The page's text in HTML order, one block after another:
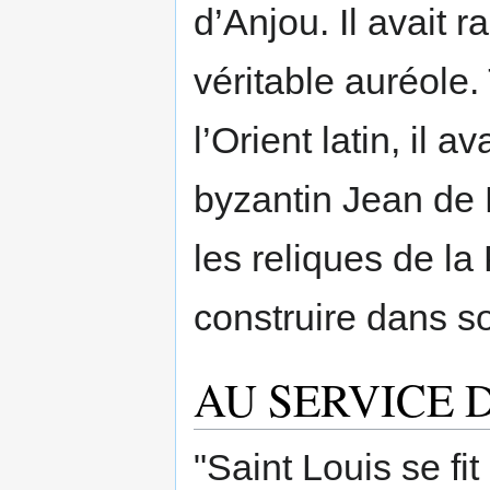
d’Anjou. Il avait
véritable
l’Orient latin, il
byzantin Jean
les reliques de
construire dans
AU SERVICE
"Saint Louis se